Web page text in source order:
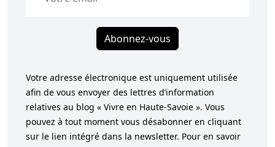
Abonnez-vous
Votre adresse électronique est uniquement utilisée
afin de vous envoyer des lettres d’information
relatives au blog « Vivre en Haute-Savoie ». Vous
pouvez à tout moment vous désabonner en cliquant
sur le lien intégré dans la newsletter. Pour en savoir